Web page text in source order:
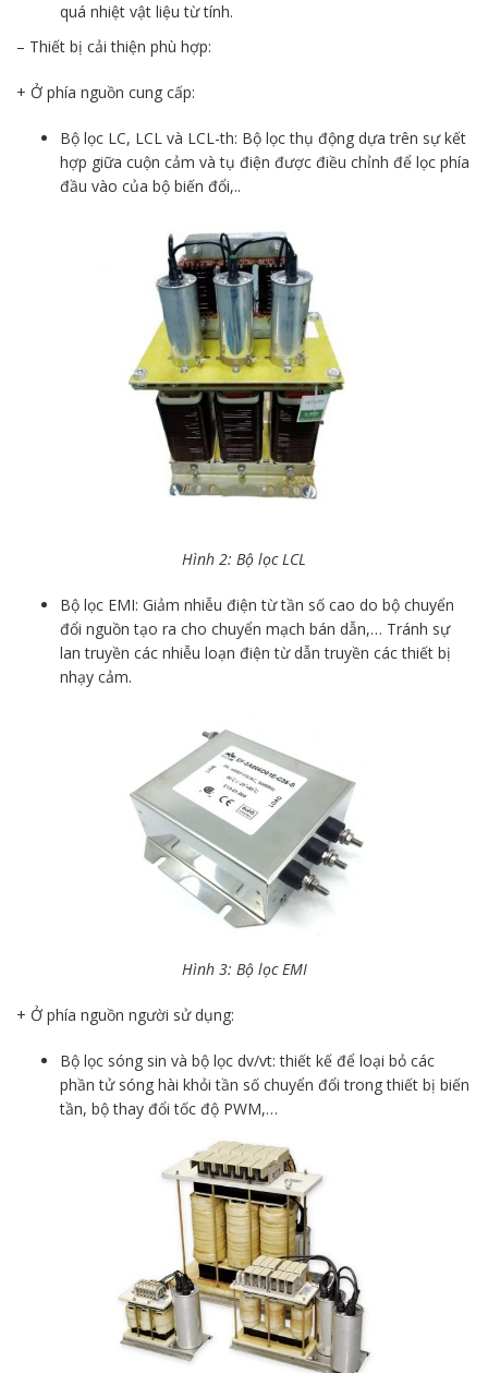
quá nhiệt vật liệu từ tính.
– Thiết bị cải thiện phù hợp:
+ Ở phía nguồn cung cấp:
Bộ lọc LC, LCL và LCL-th: Bộ lọc thụ động dựa trên sự kết
hợp giữa cuộn cảm và tụ điện được điều chỉnh để lọc phía
đầu vào của bộ biến đổi,..
Hình 2: Bộ lọc LCL
Bộ lọc EMI: Giảm nhiễu điện từ tần số cao do bộ chuyển
đổi nguồn tạo ra cho chuyển mạch bán dẫn,… Tránh sự
lan truyền các nhiễu loạn điện từ dẫn truyền các thiết bị
nhạy cảm.
Hình 3: Bộ lọc EMI
+ Ở phía nguồn người sử dụng:
Bộ lọc sóng sin và bộ lọc dv/vt: thiết kế để loại bỏ các
phần tử sóng hài khỏi tần số chuyển đổi trong thiết bị biến
tần, bộ thay đổi tốc độ PWM,…